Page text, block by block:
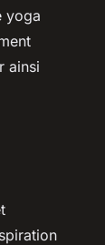
yoga
ainsi